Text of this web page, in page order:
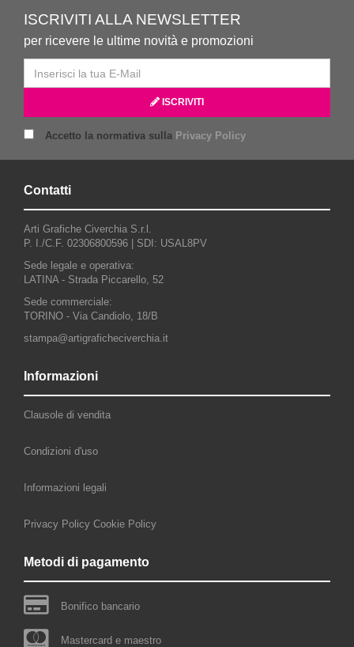
ISCRIVITI ALLA NEWSLETTER
per ricevere le ultime novità e promozioni
ISCRIVITI
Accetto la normativa sulla Privacy Policy
Contatti
Arti Grafiche Civerchia S.r.l.
P. I./C.F. 02306800596 | SDI: USAL8PV
Sede legale e operativa:
LATINA - Strada Piccarello, 52
Sede commerciale:
TORINO - Via Candiolo, 18/B
stampa@artigraficheciverchia.it
Informazioni
Clausole di vendita
Condizioni d'uso
Informazioni legali
Privacy Policy Cookie Policy
Metodi di pagamento
Bonifico bancario
Mastercard e maestro